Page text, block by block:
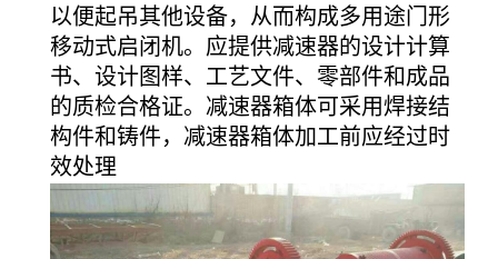
以便起吊其他设备，从而构成多用途门形
移动式启闭机。应提供减速器的设计计算
书、设计图样、工艺文件、零部件和成品
的质检合格证。减速器箱体可采用焊接结
构件和铸件，减速器箱体加工前应经过时
效处理